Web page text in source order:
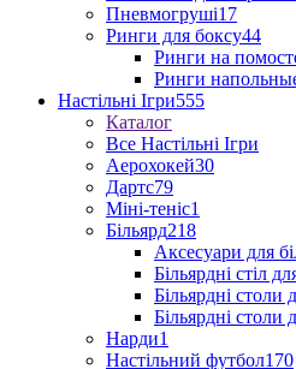
Пневмогруші17
Ринги для боксу44
Ринги на
Ринги
Настільні Ігри555
Каталог
Все Настільні Ігри
Аерохокей30
Дартс79
Міні-теніс1
Більярд218
Аксесуари для
Більярдні стіл
Більярдні столи
Більярдні столи
Нарди1
Настільний футбол170